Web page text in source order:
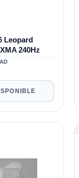
Leopard
240Hz